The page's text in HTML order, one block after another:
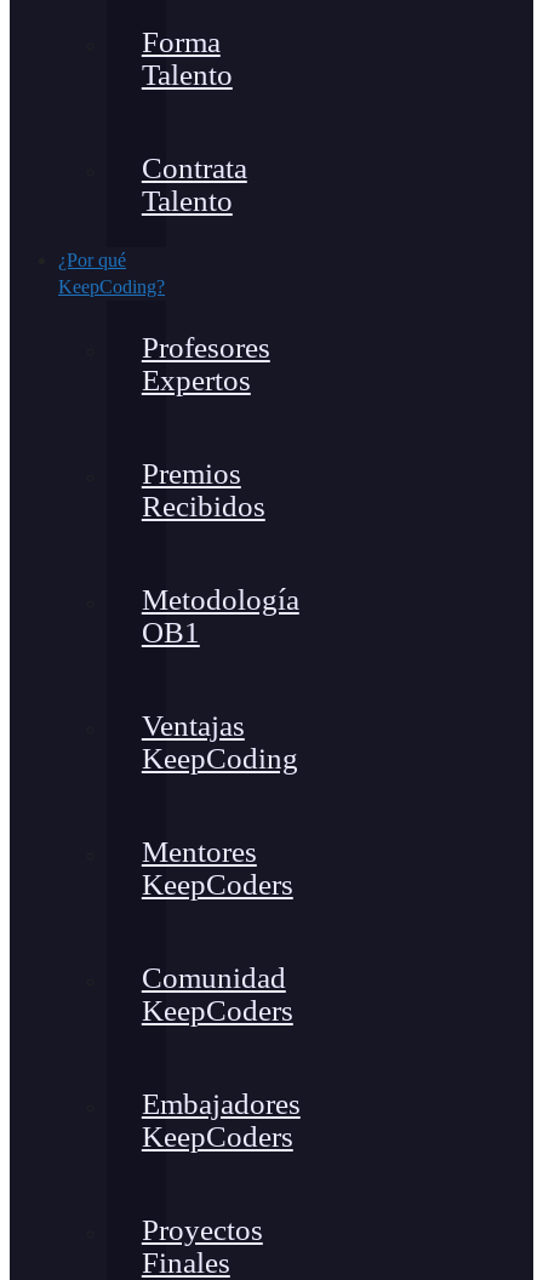
Forma
Talento
Contrata
Talento
¿Por qué
KeepCoding?
Profesores
Expertos
Premios
Recibidos
Metodología
OB1
Ventajas
KeepCoding
Mentores
KeepCoders
Comunidad
KeepCoders
Embajadores
KeepCoders
Proyectos
Finales